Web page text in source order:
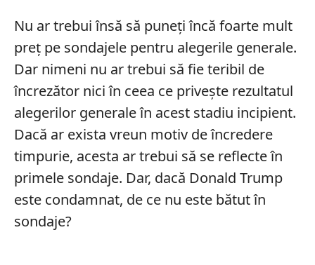
Nu ar trebui însă să puneți încă foarte mult
preț pe sondajele pentru alegerile generale.
Dar nimeni nu ar trebui să fie teribil de
încrezător nici în ceea ce privește rezultatul
alegerilor generale în acest stadiu incipient.
Dacă ar exista vreun motiv de încredere
timpurie, acesta ar trebui să se reflecte în
primele sondaje. Dar, dacă Donald Trump
este condamnat, de ce nu este bătut în
sondaje?